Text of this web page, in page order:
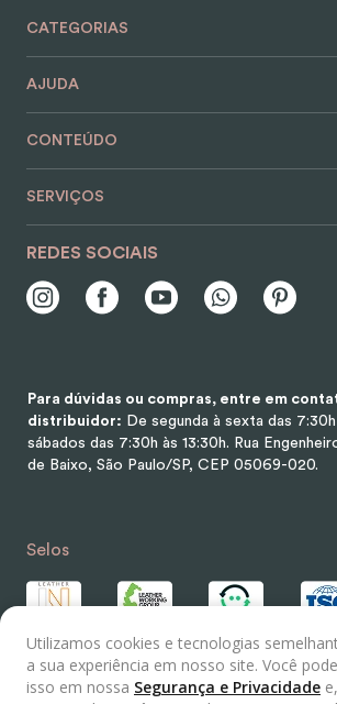
Utilizamos cookies e tecnologias
a sua experiência em nosso site. Você
isso em nossa Segurança e Privacidade
CATEGORIAS
AJUDA
CONTEÚDO
SERVIÇOS
REDES SOCIAIS
Para dúvidas ou compras, entre em
distribuidor: De segunda à sexta das
sábados das 7:30h às 13:30h. Rua
de Baixo, São Paulo/SP, CEP 05069-020.
Selos